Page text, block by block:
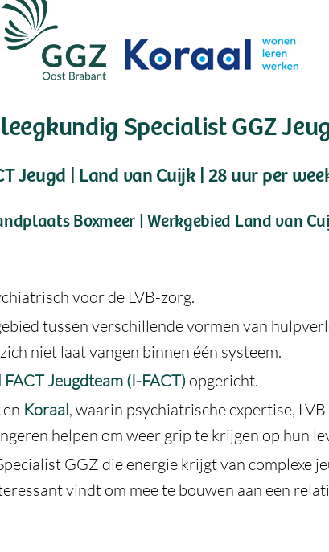
Specialist GGZ
Jeugd | Land van Cuijk | 28 uur per
Boxmeer | Werkgebied Land van
voor de LVB-zorg.
tussen verschillende vormen van
niet laat vangen binnen één systeem.
Jeugdteam (I-FACT) opgericht.
en Koraal, waarin psychiatrische expertise,
helpen om weer grip te krijgen op hun
GGZ die energie krijgt van complexe
vindt om mee te bouwen aan een